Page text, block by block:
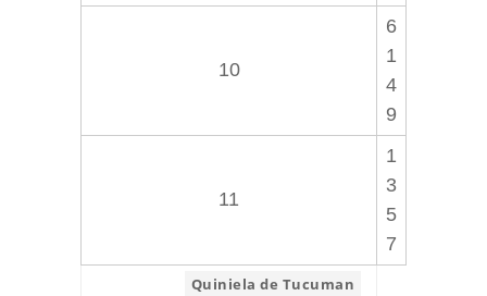
10
6
1
4
9
11
1
3
5
7
Quiniela de Tucuman